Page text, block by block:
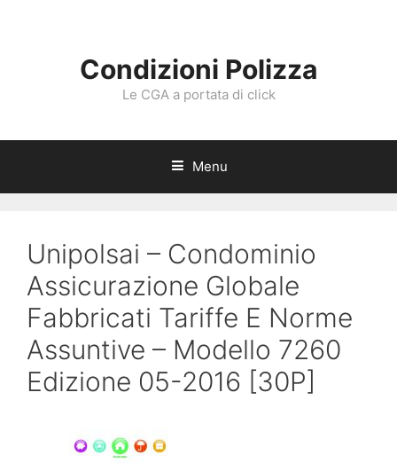
Condizioni Polizza
Le CGA a portata di click
Menu
Unipolsai – Condominio
Assicurazione Globale
Fabbricati Tariffe E Norme
Assuntive – Modello 7260
Edizione 05-2016 [30P]